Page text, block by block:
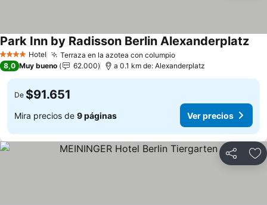
4 EstrellasHotel Terraza en la azotea con columpio
Park Inn by Radisson Berlin Alexanderplatz
8,0 Muy bueno 62.000 a 0.1 km de: Alexanderplatz
De $91.651
Mira precios de 9 páginas Ver precios
Compartir